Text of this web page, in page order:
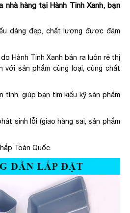
hàng tại Hành Tinh Xanh, bạn
dáng đẹp, chất lượng được đảm
Hành Tinh Xanh bán ra luôn rẻ thị
với sản phẩm cùng loại, cùng chất
giúp bạn tìm kiểu kỹ sản phẩm
sinh lỗi (giao hàng sai, sản phẩm
Toàn Quốc.